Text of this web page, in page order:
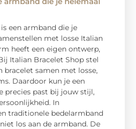
een armband die je
met losse Italian
heeft een eigen ontwerp,
Italian Bracelet Shop stel
bracelet samen met losse,
Daardoor kun je een
precies past bij jouw stijl,
In
traditionele bedelarmband
los aan de armband. De